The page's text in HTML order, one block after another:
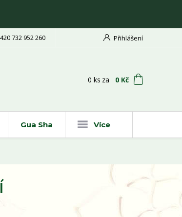
Přihlášení
732 952 260
0 ks za 0 Kč
Gua Sha Více